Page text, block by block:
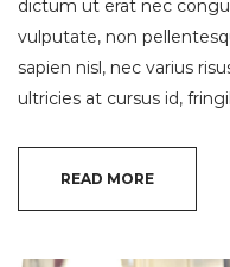
dictum ut erat nec
vulputate, non
sapien nisl, nec varius
ultricies at cursus id,
READ MORE